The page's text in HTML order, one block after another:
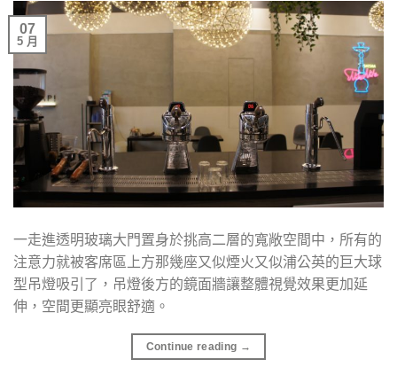
07
5 月
一走進透明玻璃大門置身於挑高二層的寬敞空間中，所有的
注意力就被客席區上方那幾座又似煙火又似浦公英的巨大球
型吊燈吸引了，吊燈後方的鏡面牆讓整體視覺效果更加延
伸，空間更顯亮眼舒適。
Continue reading →